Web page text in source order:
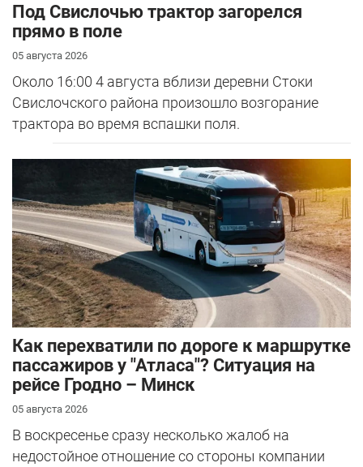
Под Свислочью трактор загорелся
прямо в поле
05 августа 2026
Около 16:00 4 августа вблизи деревни Стоки
Свислочского района произошло возгорание
трактора во время вспашки поля.
Как перехватили по дороге к маршрутке
пассажиров у "Атласа"? Ситуация на
рейсе Гродно – Минск
05 августа 2026
В воскресенье сразу несколько жалоб на
недостойное отношение со стороны компании